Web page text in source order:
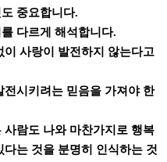
중요합니다.
다르게 해석합니다.
사랑이 발전하지 않는다고
시키려는 믿음을 가져야 한
람도 나와 마찬가지로 행복
는 것을 분명히 인식하는 것